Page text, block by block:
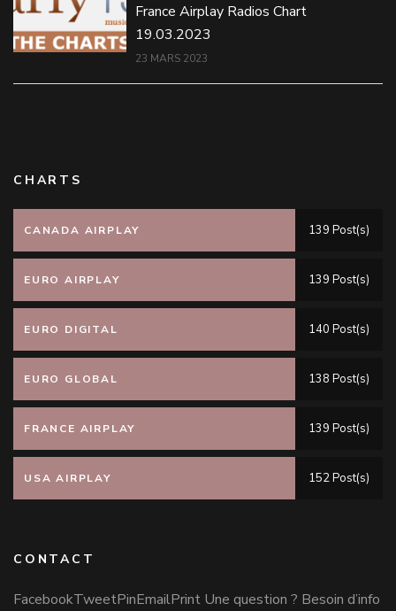
France Airplay Radios Chart
19.03.2023
23 MARS 2023
CHARTS
CANADA AIRPLAY 139 Post(s)
EURO AIRPLAY 139 Post(s)
EURO DIGITAL 140 Post(s)
EURO GLOBAL 138 Post(s)
FRANCE AIRPLAY 139 Post(s)
USA AIRPLAY 152 Post(s)
CONTACT
FacebookTweetPinEmailPrint Une question ? Besoin d’info